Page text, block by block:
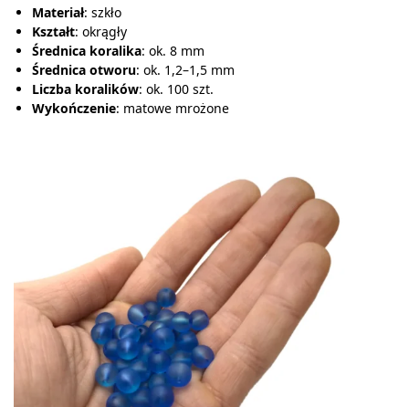
Materiał: szkło
Kształt: okrągły
Średnica koralika: ok. 8 mm
Średnica otworu: ok. 1,2–1,5 mm
Liczba koralików: ok. 100 szt.
Wykończenie: matowe mrożone